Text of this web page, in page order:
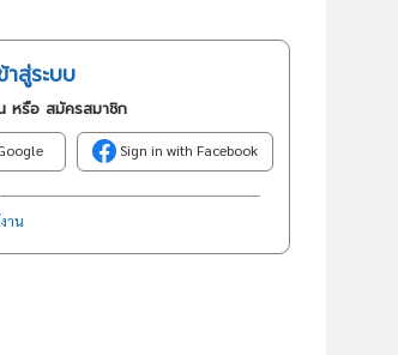
สู่ระบบ
หรือ สมัครสมาชิก
Sign in with Facebook
าน